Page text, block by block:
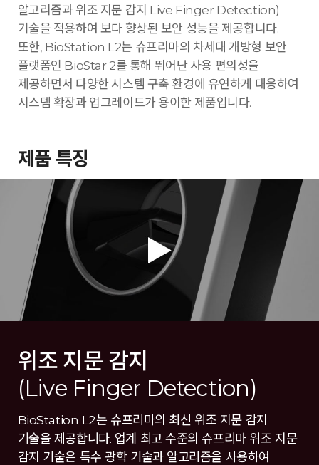
알고리즘과 위조 지문 감지 Live Finger Detection)
기술을 적용하여 보다 향상된 보안 성능을 제공합니다.
또한, BioStation L2는 슈프리마의 차세대 개방형 보안
플랫폼인 BioStar 2를 통해 뛰어난 사용 편의성을
제공하면서 다양한 시스템 구축 환경에 유연하게 대응하여
시스템 확장과 업그레이드가 용이한 제품입니다.
제품 특징
위조 지문 감지
(Live Finger Detection)
BioStation L2는 슈프리마의 최신 위조 지문 감지
기술을 제공합니다. 업계 최고 수준의 슈프리마 위조 지문
감지 기술은 특수 광학 기술과 알고리즘을 사용하여